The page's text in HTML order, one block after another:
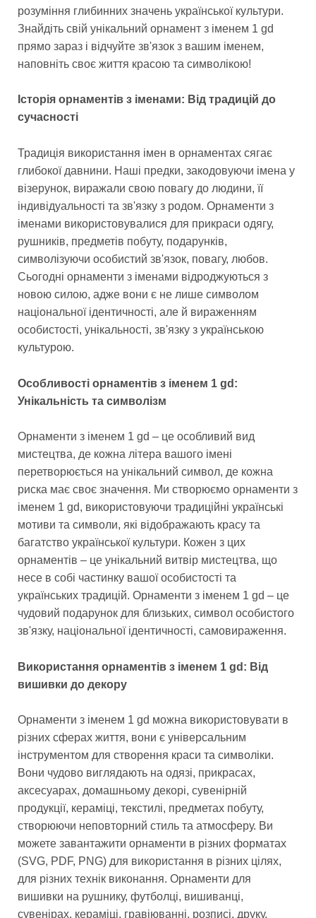
розуміння глибинних значень української культури.
Знайдіть свій унікальний орнамент з іменем 1 gd
прямо зараз і відчуйте зв'язок з вашим іменем,
наповніть своє життя красою та символікою!
Історія орнаментів з іменами: Від традицій до
сучасності
Традиція використання імен в орнаментах сягає
глибокої давнини. Наші предки, закодовуючи імена у
візерунок, виражали свою повагу до людини, її
індивідуальності та зв'язку з родом. Орнаменти з
іменами використовувалися для прикраси одягу,
рушників, предметів побуту, подарунків,
символізуючи особистий зв'язок, повагу, любов.
Сьогодні орнаменти з іменами відроджуються з
новою силою, адже вони є не лише символом
національної ідентичності, але й вираженням
особистості, унікальності, зв'язку з українською
культурою.
Особливості орнаментів з іменем 1 gd:
Унікальність та символізм
Орнаменти з іменем 1 gd – це особливий вид
мистецтва, де кожна літера вашого імені
перетворюється на унікальний символ, де кожна
риска має своє значення. Ми створюємо орнаменти з
іменем 1 gd, використовуючи традиційні українські
мотиви та символи, які відображають красу та
багатство української культури. Кожен з цих
орнаментів – це унікальний витвір мистецтва, що
несе в собі частинку вашої особистості та
українських традицій. Орнаменти з іменем 1 gd – це
чудовий подарунок для близьких, символ особистого
зв'язку, національної ідентичності, самовираження.
Використання орнаментів з іменем 1 gd: Від
вишивки до декору
Орнаменти з іменем 1 gd можна використовувати в
різних сферах життя, вони є універсальним
інструментом для створення краси та символіки.
Вони чудово виглядають на одязі, прикрасах,
аксесуарах, домашньому декорі, сувенірній
продукції, кераміці, текстилі, предметах побуту,
створюючи неповторний стиль та атмосферу. Ви
можете завантажити орнаменти в різних форматах
(SVG, PDF, PNG) для використання в різних цілях,
для різних технік виконання. Орнаменти для
вишивки на рушнику, футболці, вишиванці,
сувенірах, кераміці, гравіюванні, розписі, друку,